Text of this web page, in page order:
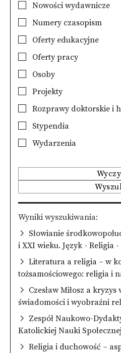
Nowości wydawnicze
Numery czasopism
Oferty edukacyjne
Oferty pracy
Osoby
Projekty
Rozprawy doktorskie i
Stypendia
Wydarzenia
Wyniki wyszukiwania
Słowianie
i XXI wieku. Język - Religia
Literatura a religia – w
tożsamościowego: religia i
Czesław Miłosz a kryzys
świadomości i wyobraźni
Zespół Naukowo-
Katolickiej Nauki Społecznej
Religia i duchowość –